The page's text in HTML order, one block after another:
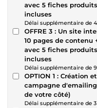
avec 5 fiches
incluses
Délai supplémentaire de
OFFRE 3 : Un site
10 pages de contenu
avec 5 fiches
incluses
Délai supplémentaire de
OPTION 1 : Création
campagne
de votre côté)
Délai supplémentaire de